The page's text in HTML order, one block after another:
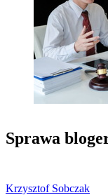
Sprawa
Krzysztof Sobczak